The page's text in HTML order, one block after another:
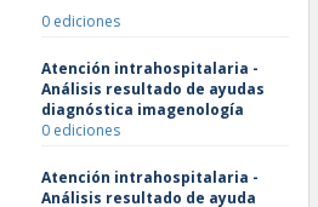
0 ediciones
Atención intrahospitalaria -
Análisis resultado de ayudas
diagnóstica imagenología
0 ediciones
Atención intrahospitalaria -
Análisis resultado de ayuda